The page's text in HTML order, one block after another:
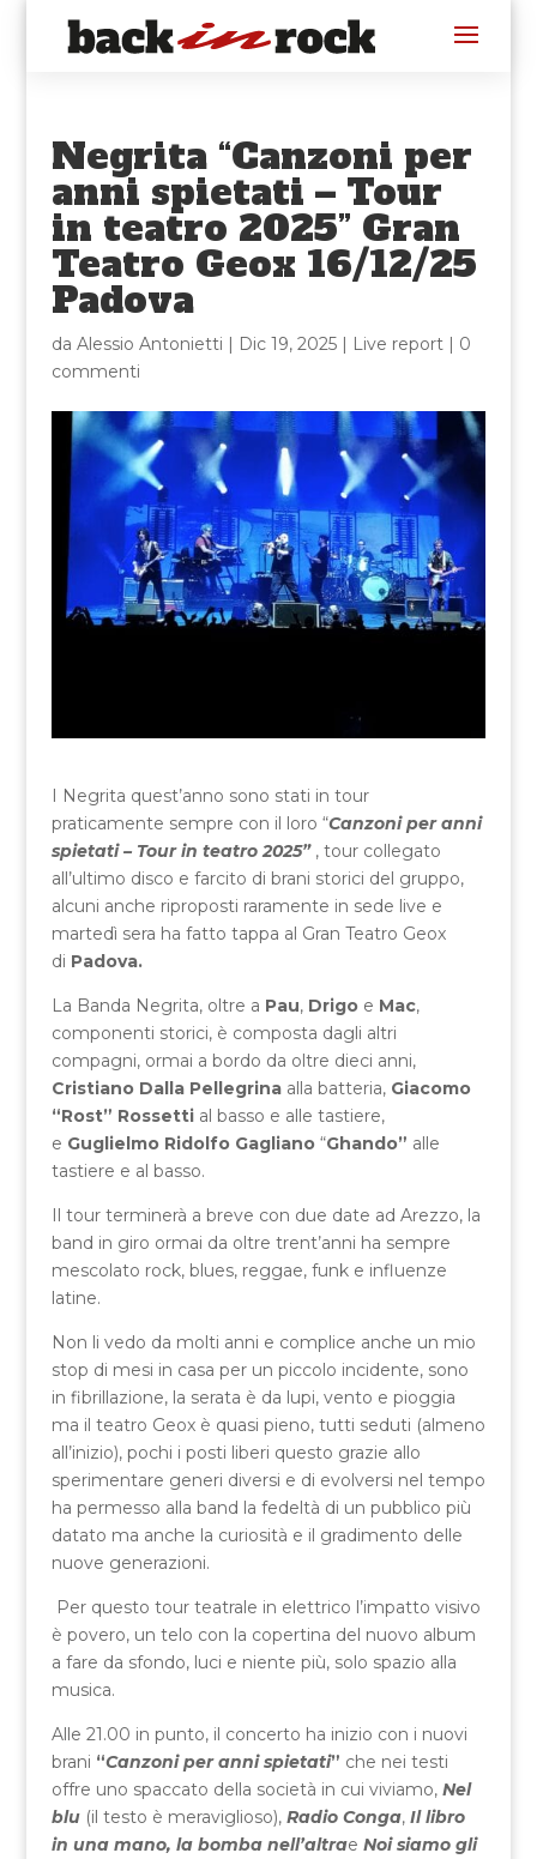
Negrita “Canzoni per
anni spietati – Tour
in teatro 2025” Gran
Teatro Geox 16/12/25
Padova
da Alessio Antonietti | Dic 19, 2025| Live report| 0
commenti
I Negrita quest’anno sono stati in tour
praticamente sempre con il loro “Canzoni per anni
spietati – Tour in teatro 2025” , tour collegato
all’ultimo disco e farcito di brani storici del gruppo,
alcuni anche riproposti raramente in sede live e
martedì sera ha fatto tappa al Gran Teatro Geox
di Padova.
La Banda Negrita, oltre a Pau, Drigoe Mac,
componenti storici, è composta dagli altri
compagni, ormai a bordo da oltre dieci anni,
Cristiano Dalla Pellegrinaalla batteria, Giacomo
“Rost” Rossettial basso e alle tastiere,
e Guglielmo Ridolfo Gagliano“Ghando” alle
tastiere e al basso.
Il tour terminerà a breve con due date ad Arezzo, la
band in giro ormai da oltre trent’anni ha sempre
mescolato rock, blues, reggae, funk e influenze
latine.
Non li vedo da molti anni e complice anche un mio
stop di mesi in casa per un piccolo incidente, sono
in fibrillazione, la serata è da lupi, vento e pioggia
ma il teatro Geox è quasi pieno, tutti seduti (almeno
all’inizio), pochi i posti liberi questo grazie allo
sperimentare generi diversi e di evolversi nel tempo
ha permesso alla band la fedeltà di un pubblico più
datato ma anche la curiosità e il gradimento delle
nuove generazioni.
Per questo tour teatrale in elettrico l’impatto visivo
è povero, un telo con la copertina del nuovo album
a fare da sfondo, luci e niente più, solo spazio alla
musica.
Alle 21.00 in punto, il concerto ha inizio con i nuovi
brani “Canzoni per anni spietati” che nei testi
offre uno spaccato della società in cui viviamo, Nel
blu(il testo è meraviglioso), Radio Conga, Il libro
in una mano, la bomba nell’altrae Noi siamo gli